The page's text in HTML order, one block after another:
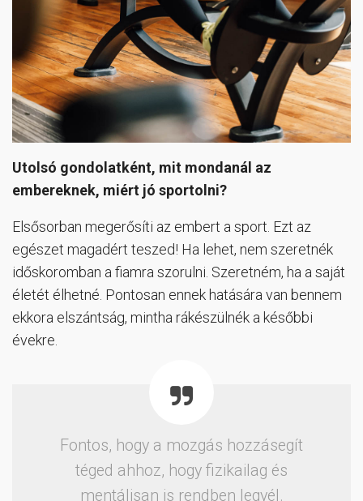
Utolsó gondolatként, mit mondanál az
embereknek, miért jó sportolni?
Elsősorban megerősíti az embert a sport. Ezt az
egészet magadért teszed! Ha lehet, nem szeretnék
időskoromban a fiamra szorulni. Szeretném, ha a saját
életét élhetné. Pontosan ennek hatására van bennem
ekkora elszántság, mintha rákészülnék a későbbi
évekre.
Fontos, hogy a mozgás hozzásegít
téged ahhoz, hogy fizikailag és
mentálisan is rendben legyél.